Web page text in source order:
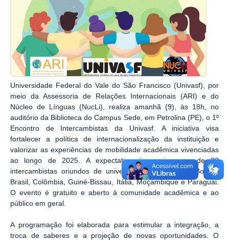
Universidade Federal do Vale do São Francisco (Univasf), por
meio da Assessoria de Relações Internacionais (ARI) e do
Núcleo de Línguas (NucLi), realiza amanhã (9), às 18h, no
auditório da Biblioteca do Campus Sede, em Petrolina (PE), o 1º
Encontro de Intercambistas da Univasf. A iniciativa visa
fortalecer a política de internacionalização da instituição e
valorizar as experiências de mobilidade acadêmica vivenciadas
ao longo de 2025. A expectativa é reunir cerca de 20
intercambistas oriundos de universidades de Angola, Bolívia,
Brasil, Colômbia, Guiné-Bissau, Itália, Moçambique e Paraguai.
O evento é gratuito e aberto à comunidade acadêmica e ao
público em geral.
A programação foi elaborada para estimular a integração, a
troca de saberes e a projeção de novas oportunidades. O